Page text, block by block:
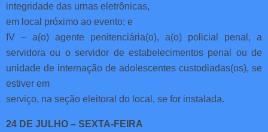
integridade das urnas eletrônicas,
em local próximo ao evento; e
IV – a(o) agente penitenciária(o), a(o) policial penal, a
servidora ou o servidor de estabelecimentos penal ou de
unidade de internação de adolescentes custodiadas(os), se
estiver em
serviço, na seção eleitoral do local, se for instalada.
24 DE JULHO – SEXTA-FEIRA